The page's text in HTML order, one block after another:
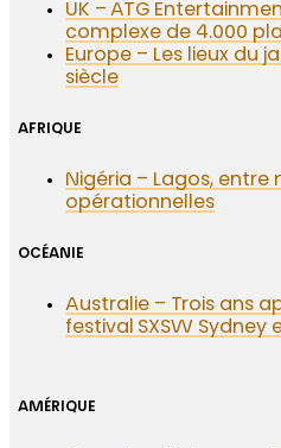
UK – ATG
complexe de 4.000
Europe – Les lieux du
siècle
AFRIQUE
Nigéria – Lagos,
opérationnelles
OCÉANIE
Australie – Trois ans
festival SXSW Sydney
AMÉRIQUE